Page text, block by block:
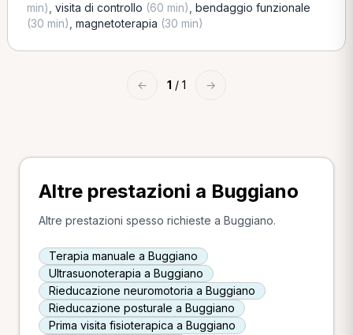
min) visita di controllo (60 min) bendaggio funzionale
(30 min) magnetoterapia (30 min)
← 1 / 1 →
Altre prestazioni a Buggiano
Altre prestazioni spesso richieste a Buggiano.
Terapia manuale a Buggiano
Ultrasuonoterapia a Buggiano
Rieducazione neuromotoria a Buggiano
Rieducazione posturale a Buggiano
Prima visita fisioterapica a Buggiano